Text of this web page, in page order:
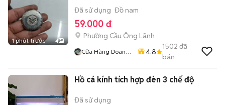
1 phút trước 4
Đã sử dụng Đồ nam
59.000 đ
Phường Cầu Ông Lãnh
Cửa Hàng Doan
4.8
1502 đã
bán
Hồ cá kính tích hợp đèn 3 chế độ
Đã sử dụng